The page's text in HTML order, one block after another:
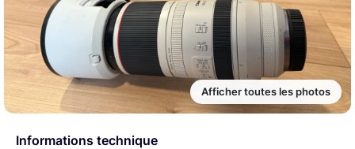
Afficher toutes les photos
Informations technique